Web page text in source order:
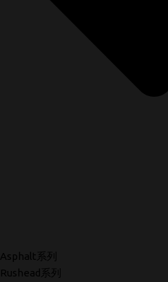
Asphalt系列
Rushead系列